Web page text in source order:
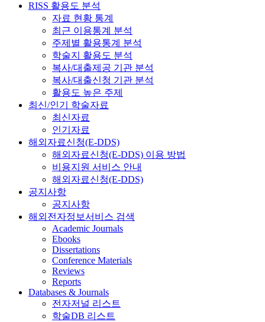
RISS 활용도 분석
자료 현황 통계
최근 이용통계 분석
주제별 활용통계 분석
학술지 활용도 분석
복사/대출제공 기관 분석
복사/대출신청 기관 분석
활용도 높은 주제
최신/인기 학술자료
최신자료
인기자료
해외자료신청(E-DDS)
해외자료신청(E-DDS) 이용 방법
비용지원 서비스 안내
해외자료신청(E-DDS)
공지사항
공지사항
해외전자정보서비스 검색
Academic Journals
Ebooks
Dissertations
Conference Materials
Reviews
Reports
Databases & Journals
전자저널 리스트
학술DB 리스트